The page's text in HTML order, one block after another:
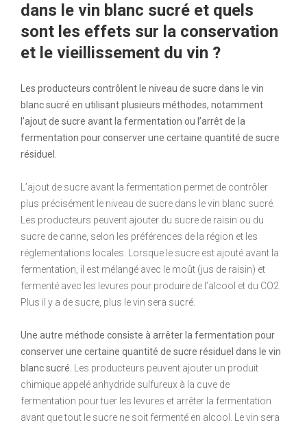
dans le vin blanc sucré et quels
sont les effets sur la conservation
et le vieillissement du vin ?
Les producteurs contrôlent le niveau de sucre dans le vin
blanc sucré en utilisant plusieurs méthodes, notamment
l’ajout de sucre avant la fermentation ou l’arrêt de la
fermentation pour conserver une certaine quantité de sucre
résiduel.
L’ajout de sucre avant la fermentation permet de contrôler
plus précisément le niveau de sucre dans le vin blanc sucré.
Les producteurs peuvent ajouter du sucre de raisin ou du
sucre de canne, selon les préférences de la région et les
réglementations locales. Lorsque le sucre est ajouté avant la
fermentation, il est mélangé avec le moût (jus de raisin) et
fermenté avec les levures pour produire de l’alcool et du CO2.
Plus il y a de sucre, plus le vin sera sucré.
Une autre méthode consiste à arrêter la fermentation pour
conserver une certaine quantité de sucre résiduel dans le vin
blanc sucré. Les producteurs peuvent ajouter un produit
chimique appelé anhydride sulfureux à la cuve de
fermentation pour tuer les levures et arrêter la fermentation
avant que tout le sucre ne soit fermenté en alcool. Le vin sera